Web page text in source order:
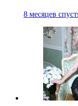
8 месяцев